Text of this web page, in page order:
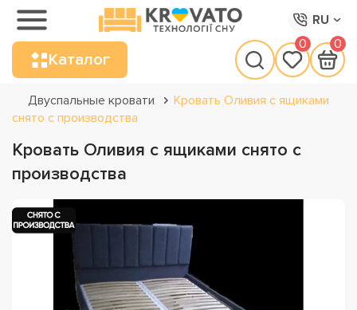
RU
Каталог
0 0
Двуспальные кровати
Кровать Оливия с ящиками
снято с производства
Кровать Оливия с ящиками снято с
производства